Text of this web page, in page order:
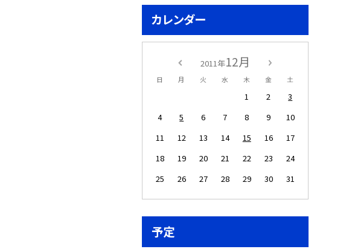
カレンダー
2011年12月
日 月 火 水 木 金 土
1 2
3
4
5 6 7 8 9
10
11
12 13 14 15 16
17
18
19 20 21 22 23
24
25
26 27 28 29 30 31
予定